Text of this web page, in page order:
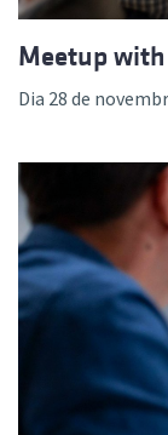
Meetup with
Dia 28 de